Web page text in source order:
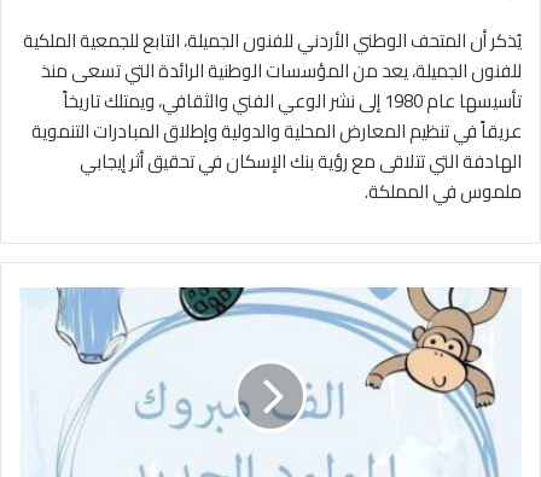
يُذكر أن المتحف الوطني الأردني للفنون الجميلة، التابع للجمعية الملكية
للفنون الجميلة، يعد من المؤسسات الوطنية الرائدة التي تسعى منذ
تأسيسها عام 1980 إلى نشر الوعي الفني والثقافي، ويمتلك تاريخاً
عريقاً في تنظيم المعارض المحلية والدولية وإطلاق المبادرات التنموية
الهادفة التي تتلاقى مع رؤية بنك الإسكان في تحقيق أثر إيجابي
ملموس في المملكة.
س